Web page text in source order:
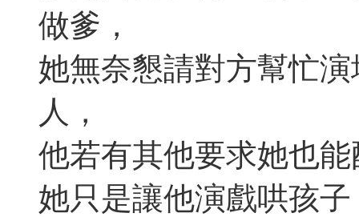
做爹，
她無奈懇請對方幫忙
人，
他若有其他要求她也
她只是讓他演戲哄孩